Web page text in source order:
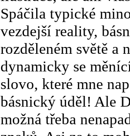
Spáčila typické
vezdejší reality,
rozděleném světě a
dynamicky se
slovo, které mne
básnický úděl! Ale
možná třeba